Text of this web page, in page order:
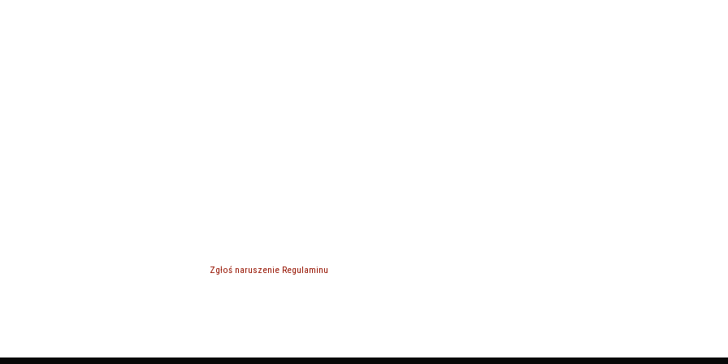
Zgłoś naruszenie Regulaminu